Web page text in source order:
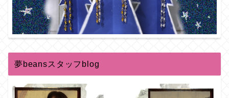
夢beansスタッフblog